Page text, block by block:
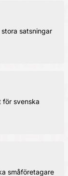
satsningar
för svenska
småföretagare